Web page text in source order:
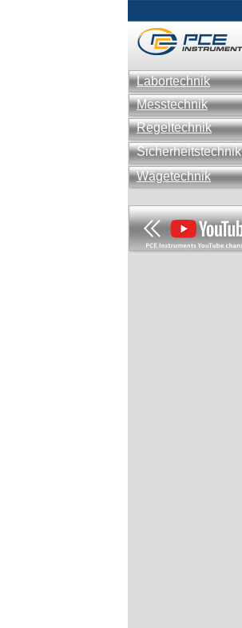
Labortechnik
Messtechnik
Regeltechnik
Sicherheitstechnik
Wägetechnik